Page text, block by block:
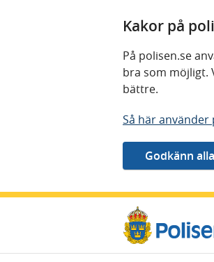
Kakor på
På polisen.se
bra som möjligt.
bättre.
Så här använder